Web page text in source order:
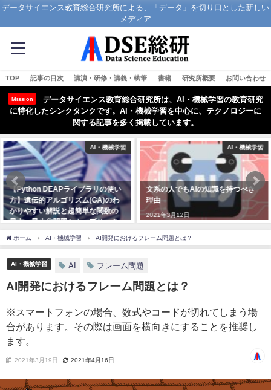
データサイエンス教育総合研究所による、「データ」を切り口とした新しい
メディア
TOP 記事の目次 講演・研修・講義・執筆 書籍 研究所概要 お問い合わせ
Mission
データサイエンス教育総合研究所は、AI・機械学習の教育研究
に特化したシンクタンクです。AI・機械学習を中心に、テクノロジーに
関する記事を多く掲載しています。
AI・機械学習
【Python DEAPライブラリの使い
方】遺伝的アルゴリズム(GA)のわ
かりやすい解説と超簡単な関数の
最大・最小化問題とナップサック
問題を解く
AI・機械学習
文系の人でもAIの知識を持つべき
理由
2021年3月12日
ホーム AI・機械学習 AI開発におけるフレーム問題とは？
AI・機械学習 AI フレーム問題
AI開発におけるフレーム問題とは？
※スマートフォンの場合、数式やコードが切れてしまう場
合があります。その際は画面を横向きにすることを推奨し
ます。
2021年3月19日 2021年4月16日